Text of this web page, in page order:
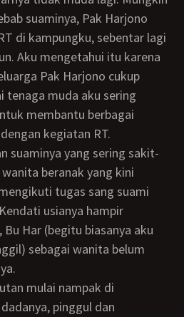
suaminya, Pak Harjono
di kampungku, sebentar lagi
Aku mengetahui itu karena
Pak Harjono cukup
tenaga muda aku sering
membantu berbagai
kegiatan RT.
beranak yang kini
tugas sang suami
usianya hampir
Har (begitu biasanya aku
sebagai wanita belum
pinggul dan